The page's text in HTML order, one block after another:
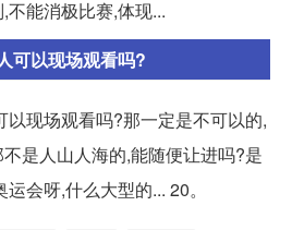
能消极比赛,体现...
可以现场观看吗?
现场观看吗?那一定是不可以的,
是人山人海的,能随便让进吗?是
会呀,什么大型的... 20。